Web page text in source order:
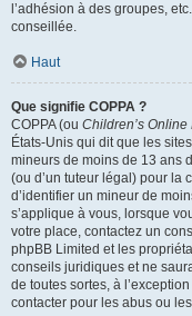
l’adhésion à des groupes,
conseillée.
Haut
Que signifie COPPA ?
COPPA (ou Children’s
États-Unis qui dit que les
mineurs de moins de 13 ans
(ou d’un tuteur légal) pour la
d’identifier un mineur de
s’applique à vous, lorsque
votre place, contactez un
phpBB Limited et les
conseils juridiques et ne
de toutes sortes, à
contacter pour les abus ou